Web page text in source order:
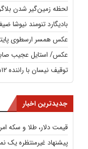
لحظه زمین‌گیر شدن
بادیگارد تنومند نیوشا
عکس همسر ارسطوی
عکس/ استایل عجیب
توقیف نیسان با راننده ۱۲ساله در قزوین+عکس
جدیدترین اخبار
قیمت دلار، طلا و سکه امروز
پیشنهاد غیرمنتظره یک